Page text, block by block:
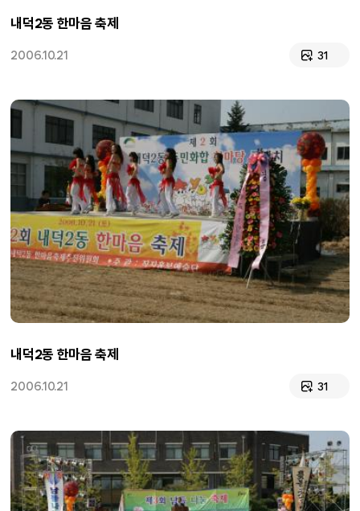
내덕2동 한마음 축제
2006.10.21 31
내덕2동 한마음 축제
2006.10.21 31